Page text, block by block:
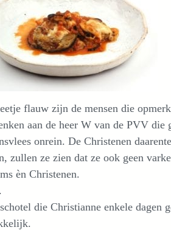
flauw zijn de mensen die
aan de heer W van de PVV
onrein. De Christenen
zullen ze zien dat ze ook geen
èn Christenen.
die Christianne enkele dagen